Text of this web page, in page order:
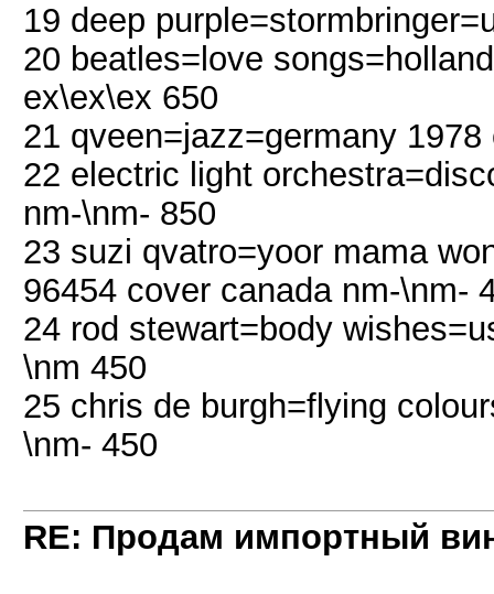
19 deep
20 beatles=love
ex\ex\ex 650
21 qveen=jazz=germany
22 electric light
nm-\nm- 850
23 suzi qvatro=yoor mama
96454 cover canada nm-\nm-
24 rod stewart=body
\nm 450
25 chris de burgh=flying
\nm- 450
RE: Продам импортный